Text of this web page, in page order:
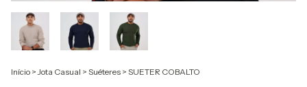
Início > Jota Casual > Suéteres > SUETER COBALTO